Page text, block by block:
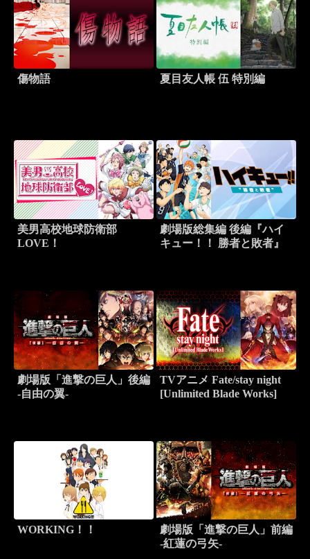
傷物語 夏目友人帳 伍 特別編
美男高校地球防衛部
LOVE！
劇場版総集編 後編『ハイ
キュー！！ 勝者と敗者』
劇場版「進撃の巨人」後編
-自由の翼-
TVアニメ Fate/stay night
[Unlimited Blade Works]
WORKING！！
劇場版「進撃の巨人」前編
-紅蓮の弓矢-